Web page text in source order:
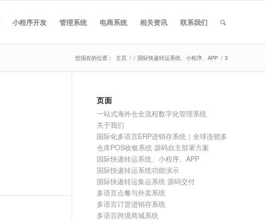
小程序开发 管理系统 电商系统 相关资讯 联系我们
您现在的位置： 主页 / / 国际快递转运系统、小程序、APP / 3
页面
一站式海外仓全流程数字化管理系统
关于我们
国际化多语言ERP进销存系统｜全球连锁多
仓库POS收银系统 源码自主部署方案
国际快递转运系统、小程序、APP
国际快递转运系统功能演示
国际快递转运集运系统 源码交付
多语言点餐与外卖系统
多语言订货进销存系统
多语言跨境商城系统